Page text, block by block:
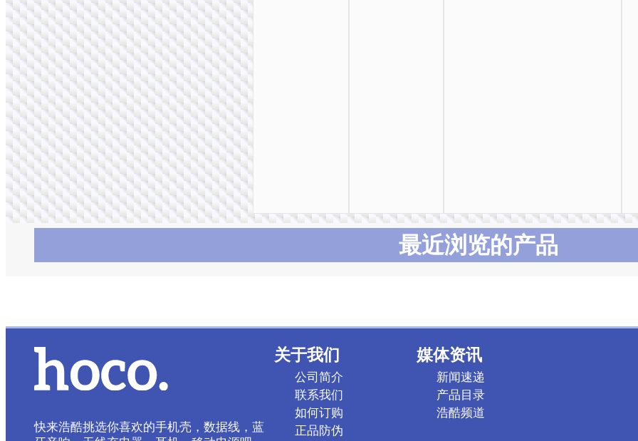
最近浏览的产品
快来浩酷挑选你喜欢的手机壳，数据线，蓝
关于我们
公司简介
联系我们
如何订购
正品防伪
媒体资讯
新闻速递
产品目录
浩酷频道